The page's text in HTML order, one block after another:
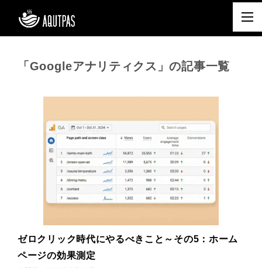
「Googleアナリティクス」の記事一覧
ゼロクリック時代にやるべきこと～その5：ホーム
ページの効果測定